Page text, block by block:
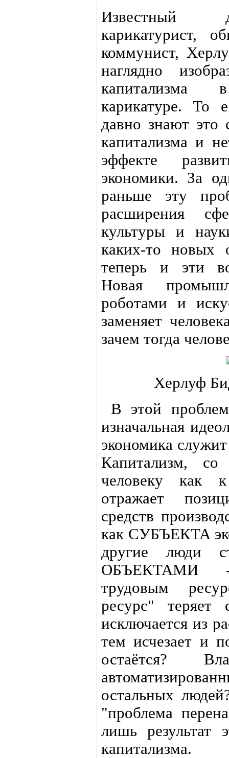
Известный
карикатурист,
коммунист,
наглядно
капитализма
карикатуре. То
давно знают это
капитализма и
эффекте
экономики. За
раньше эту
расширения
культуры и
каких-то новых
теперь и эти
Новая
роботами и
заменяет
зачем тогда
Херлуф
В этой
изначальная
экономика
Капитализм,
человеку как
отражает
средств
как СУБЪЕКТА
другие люди
ОБЪЕКТАМИ -
трудовым
ресурс"
исключается из
тем исчезает и
остаётся?
остальных
"проблема
лишь результат
капитализма.